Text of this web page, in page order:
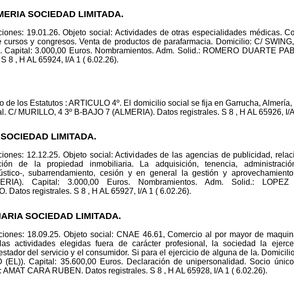
SOCIEDAD LIMITADA.
19.01.26. Objeto social: Actividades de otras especialidades médicas.
cursos y congresos. Venta de productos de parafarmacia. Domicilio: C/
3.000,00 Euros. Nombramientos. Adm. Solid.: ROMERO DUARTE
8 , H AL 65924, I/A 1 ( 6.02.26).
de los Estatutos : ARTICULO 4º. El domicilio social se fija en Garrucha,
C/ MURILLO, 4 3º B-BAJO 7 (ALMERIA). Datos registrales. S 8 , H AL 65926, I/
LIMITADA.
12.12.25. Objeto social: Actividades de las agencias de publicidad,
de la propiedad inmobiliaria. La adquisición, tenencia,
, subarrendamiento, cesión y en general la gestión y
Capital: 3.000,00 Euros. Nombramientos. Adm. Solid.: LOPEZ
Datos registrales. S 8 , H AL 65927, I/A 1 ( 6.02.26).
SOCIEDAD LIMITADA.
18.09.25. Objeto social: CNAE 46.61, Comercio al por mayor de
actividades elegidas fuera de carácter profesional, la sociedad la
del servicio y el consumidor. Si para el ejercicio de alguna de la.
(EL)). Capital: 35.600,00 Euros. Declaración de unipersonalidad. Socio
CARA RUBEN. Datos registrales. S 8 , H AL 65928, I/A 1 ( 6.02.26).